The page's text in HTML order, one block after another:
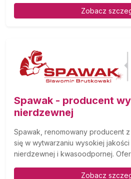
Zobacz
Spawak - producent
nierdzewnej
Spawak, renomowany producent
się w wytwarzaniu wysokiej
nierdzewnej i kwasoodpornej.
Zobacz